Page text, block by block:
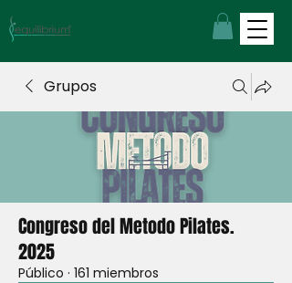
Grupos
Congreso del Metodo Pilates.
2025
Público · 161 miembros